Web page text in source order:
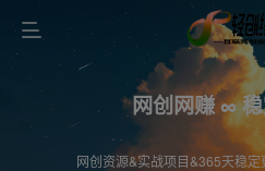
网创网赚 ∞
网创资源&实战项目&365天稳